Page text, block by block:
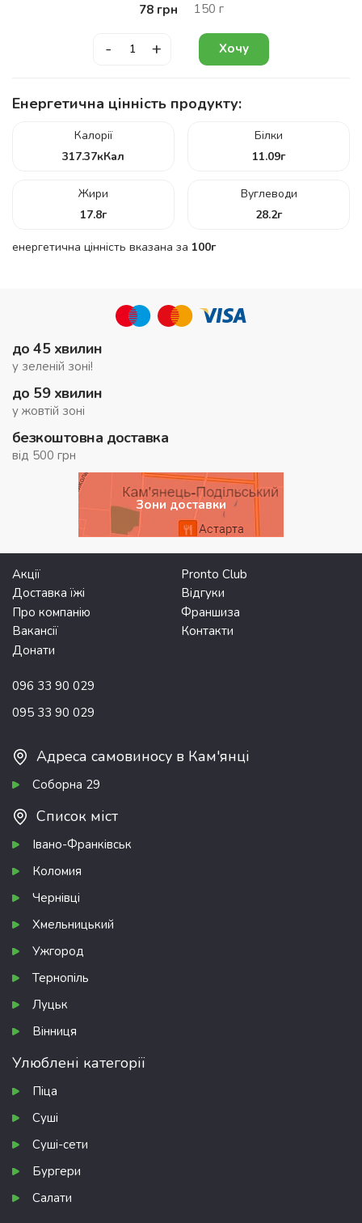
78грн 150 г
- + Хочу
Енергетична цінність продукту:
Калорії
317.37кКал
Білки
11.09г
Жири
17.8г
Вуглеводи
28.2г
енергетична цінність вказана за 100г
до 45 хвилин
у зеленій зоні!
до 59 хвилин
у жовтій зоні
безкоштовна доставка
від 500 грн
Зони доставки
Акції
Pronto Club
Доставка їжі
Відгуки
Про компанію
Франшиза
Вакансії
Контакти
Донати
096 33 90 029
095 33 90 029
Адреса самовиносу в Кам'янці
Соборна 29
Список міст
Івано-Франківськ
Коломия
Чернівці
Хмельницький
Ужгород
Тернопіль
Луцьк
Вінниця
Улюблені категорії
Піца
Суші
Суші-сети
Бургери
Салати